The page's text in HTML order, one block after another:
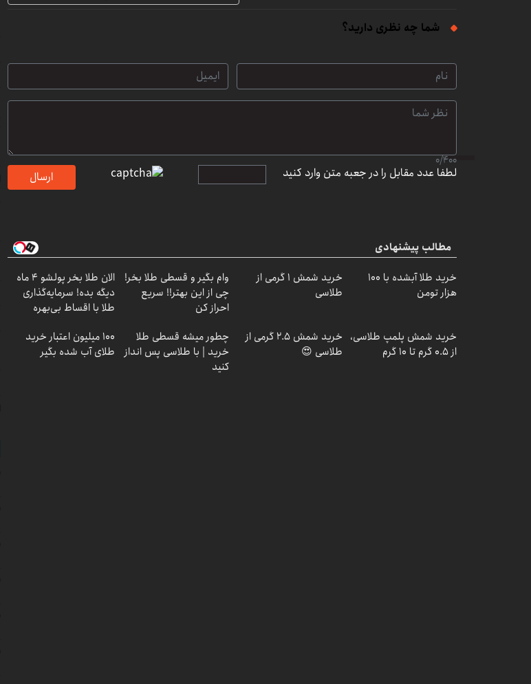
شما چه نظری دارید؟
0/400
لطفا عدد مقابل را در جعبه متن وارد کنید ارسال
مطالب پیشنهادی
خرید طلا آبشده با 100
هزار تومن
خرید شمش 1 گرمی از
طلاسی
وام بگیر و قسطی طلا بخر!
چی از این بهتر!! سریع
احراز کن
الان طلا بخر پولشو 4 ماه
دیگه بده! سرمایه‌گذاری
طلا با اقساط بی‌بهره
خرید شمش پلمپ طلاسی،
از ۰.۵ گرم تا ۱۰ گرم
خرید شمش 2.5 گرمی از
طلاسی 😍
چطور میشه قسطی طلا
خرید | با طلاسی پس انداز
کنید
100 میلیون اعتبار خرید
طلای آب شده بگیر